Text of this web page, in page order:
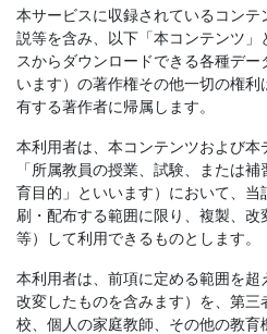
本サービスに収録されているコン
説等を含み、以下「本コンテンツ
スからダウンロードできる各種デ
います）の著作権その他一切の権
有する著作者に帰属します。
本利用者は、本コンテンツおよび本
「所属教員の授業、試験、または
育目的」といいます）において、
刷・配布する範囲に限り、複製、改
等）して利用できるものとします。
本利用者は、前項に定める範囲を
改変したものを含みます）を、第
校、個人の家庭教師、その他の教